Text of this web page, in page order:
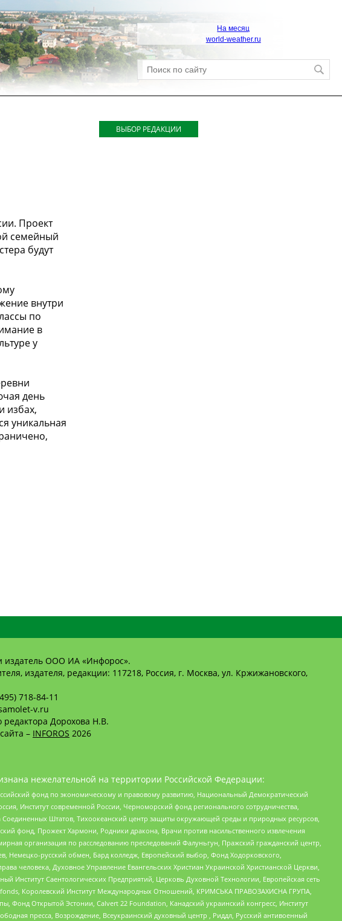
На месяц
world-weather.ru
Проект
семейный
будут
внутри
по
в
у
день
избах,
уникальная
ВЫБОР РЕДАКЦИИ
издатель ООО ИА «Инфорос».
издателя, редакции: 117218, Россия, г. Москва, ул. Кржижановского,
718-84-11
v.ru
редактора Дорохова Н.В.
– INFOROS 2026
нежелательной на территории Российской Федерации:
фонд по экономическому и правовому развитию, Национальный Демократический
Институт современной России, Черноморский фонд регионального сотрудничества,
Штатов, Тихоокеанский центр защиты окружающей среды и природных ресурсов,
фонд, Прожект Хармони, Родники дракона, Врачи против насильственного извлечения
организация по расследованию преследований Фалуньгун, Пражский гражданский центр,
Немецко-русский обмен, Бард колледж, Европейский выбор, Фонд Ходорковского,
человека, Духовное Управление Евангельских Христиан Украинской Христианской Церкви,
Саентологических Предприятий, Церковь Духовной Технологии, Европейская сеть
Королевский Институт Международных Отношений, КРИМСЬКА ПРАВОЗАХИСНА ГРУПА,
Фонд Открытой Эстонии, Calvert 22 Foundation, Канадский украинский конгресс, Институт
пресса, Возрождение, Всеукраинский духовный центр , Риддл, Русский антивоенный